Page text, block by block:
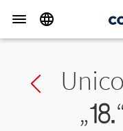
Previous char
„⒙